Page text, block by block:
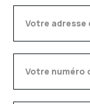
Votre adresse
Votre numéro